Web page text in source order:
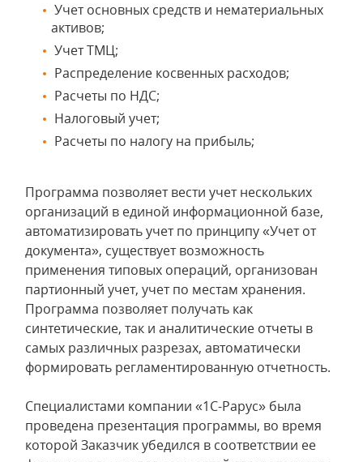
Учет основных средств и нематериальных
активов;
Учет ТМЦ;
Распределение косвенных расходов;
Расчеты по НДС;
Налоговый учет;
Расчеты по налогу на прибыль;
Программа позволяет вести учет нескольких
организаций в единой информационной базе,
автоматизировать учет по принципу «Учет от
документа», существует возможность
применения типовых операций, организован
партионный учет, учет по местам хранения.
Программа позволяет получать как
синтетические, так и аналитические отчеты в
самых различных разрезах, автоматически
формировать регламентированную отчетность.
Специалистами компании «1С-Рарус» была
проведена презентация программы, во время
которой Заказчик убедился в соответствии ее